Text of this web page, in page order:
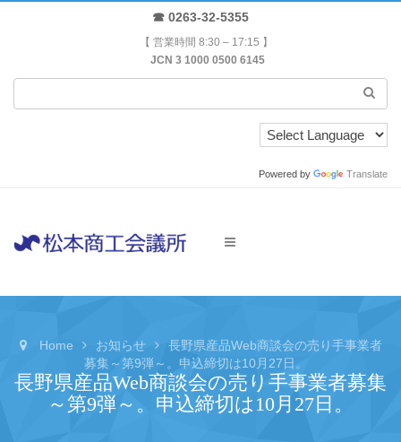
☎ 0263-32-5355
【 営業時間 8:30 – 17:15 】
JCN 3 1000 0500 6145
Powered by Translate
Home お知らせ
長野県産品Web商談会の売り手事業者
募集～第9弾～。申込締切は10月27日。
長野県産品Web商談会の売り手事業者募集
～第9弾～。申込締切は10月27日。